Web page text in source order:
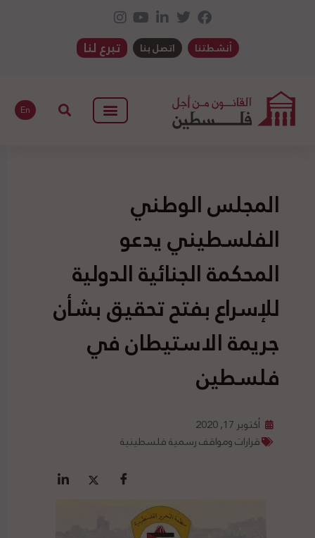
أنشطتنا اتصل بنا تبرع لنا
En
المجلس الوطني
الفلسطيني يدعو
المحكمة الجنائية الدولية
للإسراع بفتح تحقيق بشأن
جريمة الاستيطان في
فلسطين
أكتوبر 17, 2020
قرارات ومواقف رسمية فلسطينية